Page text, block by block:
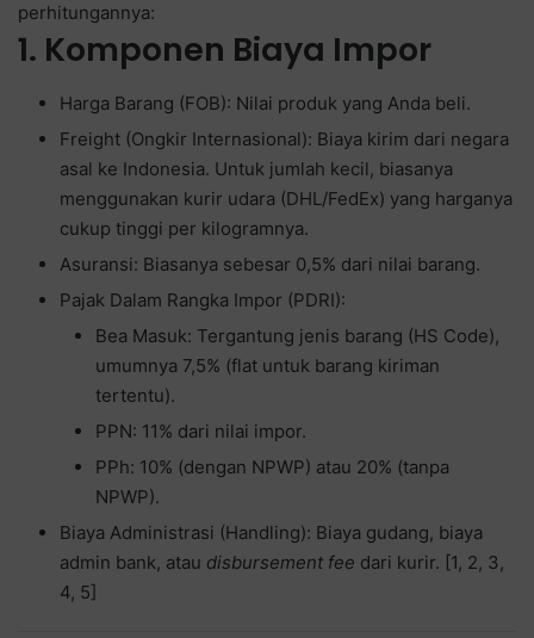
perhitungannya:
1. Komponen Biaya Impor
Harga Barang (FOB): Nilai produk yang Anda beli.
Freight (Ongkir Internasional): Biaya kirim dari negara
asal ke Indonesia. Untuk jumlah kecil, biasanya
menggunakan kurir udara (DHL/FedEx) yang harganya
cukup tinggi per kilogramnya.
Asuransi: Biasanya sebesar 0,5% dari nilai barang.
Pajak Dalam Rangka Impor (PDRI):
Bea Masuk: Tergantung jenis barang (HS Code),
umumnya 7,5% (flat untuk barang kiriman
tertentu).
PPN: 11% dari nilai impor.
PPh: 10% (dengan NPWP) atau 20% (tanpa
NPWP).
Biaya Administrasi (Handling): Biaya gudang, biaya
admin bank, atau disbursement fee dari kurir. [1, 2, 3,
4, 5]